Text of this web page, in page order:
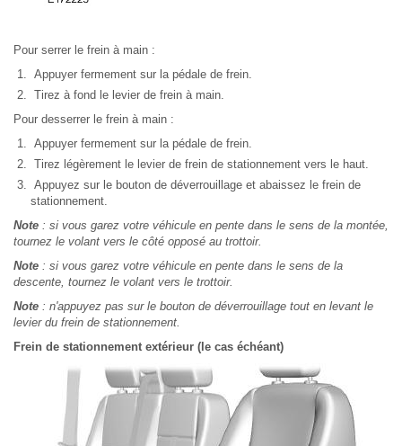
Pour serrer le frein à main :
Appuyer fermement sur la pédale de frein.
Tirez à fond le levier de frein à main.
Pour desserrer le frein à main :
Appuyer fermement sur la pédale de frein.
Tirez légèrement le levier de frein de stationnement vers le haut.
Appuyez sur le bouton de déverrouillage et abaissez le frein de
stationnement.
Note : si vous garez votre véhicule en pente dans le sens de la montée,
tournez le volant vers le côté opposé au trottoir.
Note : si vous garez votre véhicule en pente dans le sens de la
descente, tournez le volant vers le trottoir.
Note : n'appuyez pas sur le bouton de déverrouillage tout en levant le
levier du frein de stationnement.
Frein de stationnement extérieur (le cas échéant)